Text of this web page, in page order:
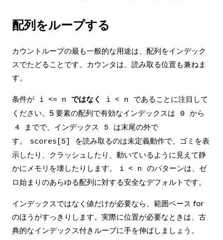
配列をループする
カウントループの最も一般的な用途は、 配列 をインデック
スでたどることです。カウンタは、読み取る位置も兼ねま
す。
条件が i <= n ではなく i < n
であることに注目して
ください。5 要素の配列で有効なインデックスは
0 から
4 までで、インデックス 5
は末尾の外で
す。
scores[5] を読み取るのは未定義動作で、ゴミを表
示したり、クラッシュしたり、動いているように見えて静
かにメモリを壊したりします。
i < n
のパターンは、ゼ
ロ始まりのあらゆる配列に対する安全なデフォルトです。
インデックスではなく値だけが必要なら、範囲ベース for
のほうがすっきりします。実際に位置が必要なときは、古
典的なインデックス付きループに手を伸ばしましょう。